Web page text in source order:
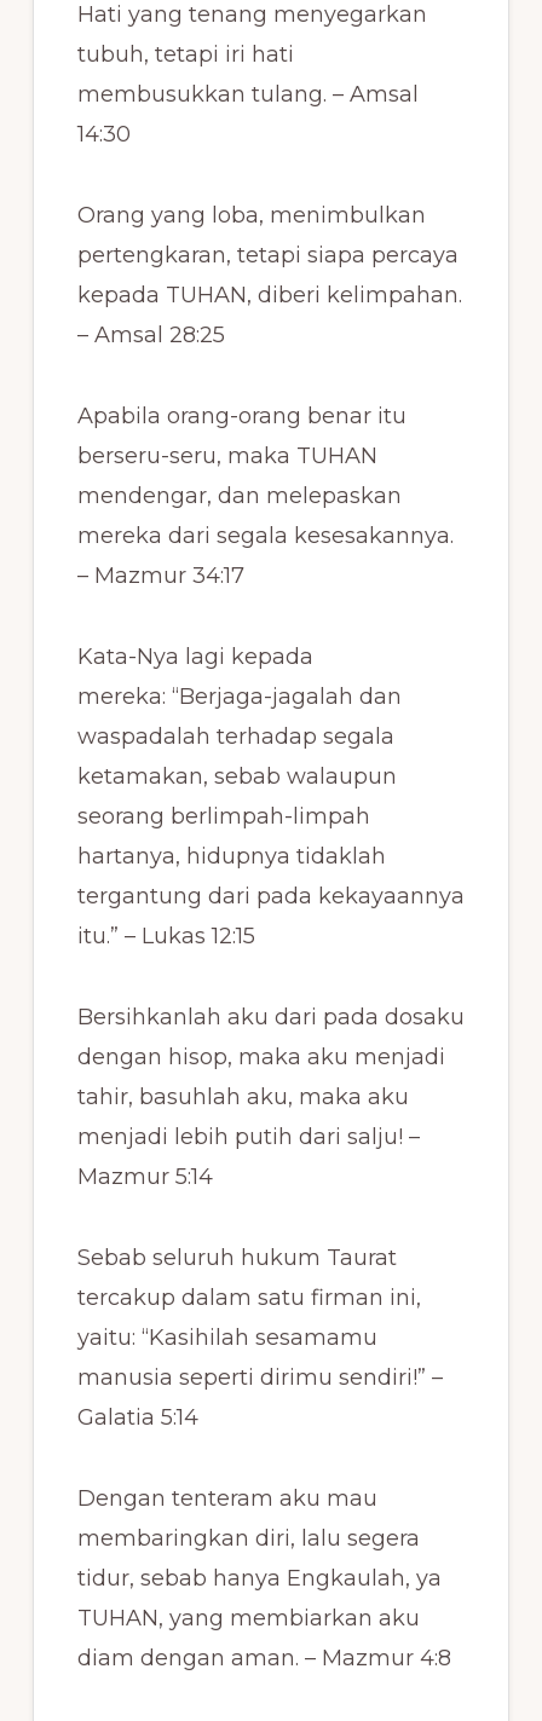
Hati yang tenang menyegarkan
tubuh, tetapi iri hati
membusukkan tulang. – Amsal
14:30
Orang yang loba, menimbulkan
pertengkaran, tetapi siapa percaya
kepada TUHAN, diberi kelimpahan.
– Amsal 28:25
Apabila orang-orang benar itu
berseru-seru, maka TUHAN
mendengar, dan melepaskan
mereka dari segala kesesakannya.
– Mazmur 34:17
Kata-Nya lagi kepada
mereka: “Berjaga-jagalah dan
waspadalah terhadap segala
ketamakan, sebab walaupun
seorang berlimpah-limpah
hartanya, hidupnya tidaklah
tergantung dari pada kekayaannya
itu.” – Lukas 12:15
Bersihkanlah aku dari pada dosaku
dengan hisop, maka aku menjadi
tahir, basuhlah aku, maka aku
menjadi lebih putih dari salju! –
Mazmur 5:14
Sebab seluruh hukum Taurat
tercakup dalam satu firman ini,
yaitu: “Kasihilah sesamamu
manusia seperti dirimu sendiri!” –
Galatia 5:14
Dengan tenteram aku mau
membaringkan diri, lalu segera
tidur, sebab hanya Engkaulah, ya
TUHAN, yang membiarkan aku
diam dengan aman. – Mazmur 4:8